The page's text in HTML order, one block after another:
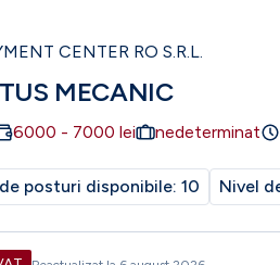
CENTER RO S.R.L.
MECANIC
6000 - 7000 lei nedeterminat
posturi disponibile: 10 Nivel